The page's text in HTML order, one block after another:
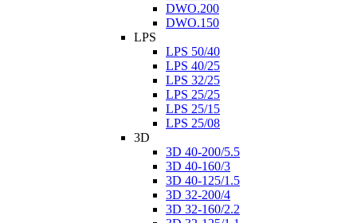
DWO.200
DWO.150
LPS
LPS 50/40
LPS 40/25
LPS 32/25
LPS 25/25
LPS 25/15
LPS 25/08
3D
3D 40-200/5.5
3D 40-160/3
3D 40-125/1.5
3D 32-200/4
3D 32-160/2.2